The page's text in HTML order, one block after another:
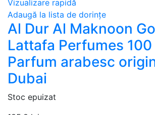
Vizualizare rapidă
Adaugă la lista de dorințe
Al Dur Al Maknoon
Lattafa Perfumes 100
Parfum arabesc
Dubai
Stoc epuizat